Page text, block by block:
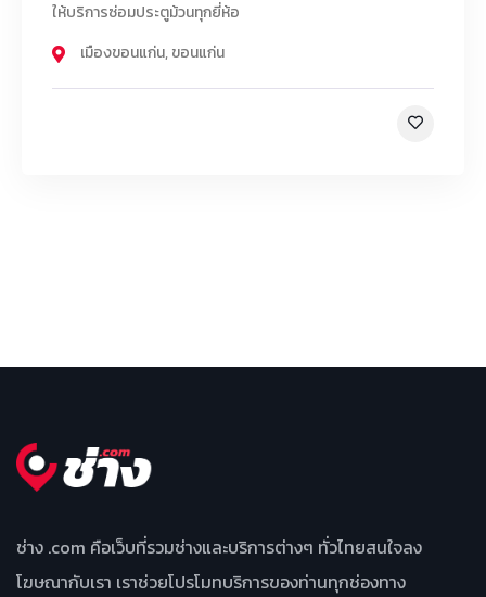
ให้บริการซ่อมประตูม้วนทุกยี่ห้อ
เมืองขอนแก่น,ขอนแก่น
ช่าง .com คือเว็บที่รวมช่างและบริการต่างๆ ทั่วไทยสนใจลง
โฆษณากับเรา เราช่วยโปรโมทบริการของท่านทุกช่องทาง